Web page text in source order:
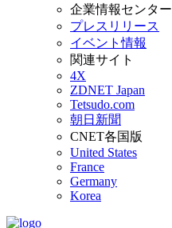
企業情報センター
プレスリリース
イベント情報
関連サイト
4X
ZDNET Japan
Tetsudo.com
朝日新聞
CNET各国版
United States
France
Germany
Korea